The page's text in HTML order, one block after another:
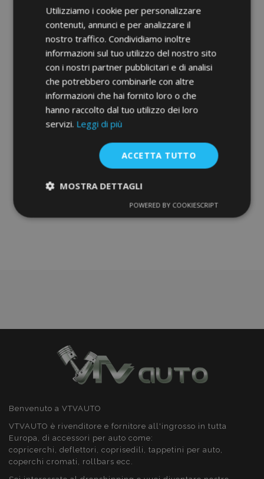
3D Tappetini in gomma No.77 per
52,95 €
Aggiungi Al Carrello
Aggiungi
lista
Benvenuto a VTVAUTO
VTVAUTO è rivenditore e fornitore all'ingrosso in tutta
Europa, di accessori per auto come:
copricerchi, deflettori, coprisedili, tappetini per auto,
coperchi cromati, rollbars ecc.
Utilizziamo i cookie per personalizzare
contenuti, annunci e per analizzare il
nostro traffico. Condividiamo inoltre
informazioni sul tuo utilizzo del nostro sito
con i nostri partner pubblicitari e di analisi
che potrebbero combinarle con altre
informazioni che hai fornito loro o che
hanno raccolto dal tuo utilizzo dei loro
servizi. Leggi di più
ACCETTA TUTTO
MOSTRA DETTAGLI
necessari
Performance
Strettamente necessari
Targeting
I cookie strettamente necessari consentono le
dell'utente e la gestione dell'account. Il sito web
cookie strettamente necessari.
Nome
Dominio
POWERED BY COOKIESCRIPT